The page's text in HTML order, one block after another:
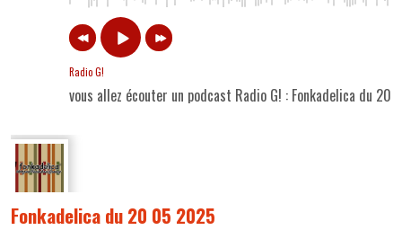
Radio G!
vous allez écouter un podcast Radio G! : Fonkadelica du 20
Fonkadelica du 20 05 2025